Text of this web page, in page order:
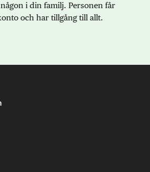
i din familj. Personen får
och har tillgång till allt.